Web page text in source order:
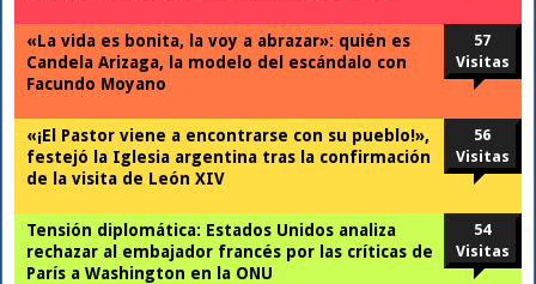
«La vida es bonita, la voy a abrazar»: quién es
Candela Arizaga, la modelo del escándalo con
Facundo Moyano
57
Visitas
«¡El Pastor viene a encontrarse con su pueblo!»,
festejó la Iglesia argentina tras la confirmación
de la visita de León XIV
56
Visitas
Tensión diplomática: Estados Unidos analiza
rechazar al embajador francés por las críticas de
París a Washington en la ONU
54
Visitas